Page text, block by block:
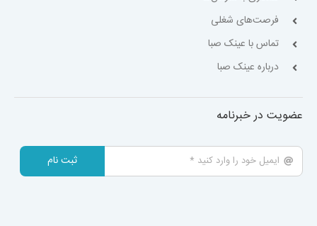
فرصت‌های شغلی
تماس با عینک صبا
درباره عینک صبا
عضویت در خبرنامه
ثبت نام